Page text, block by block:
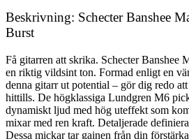
Beskrivning: Schecter Banshee
Burst
Få gitarren att skrika. Schecter Banshee
en riktig vildsint ton. Formad enligt en
denna gitarr ut potential – gör dig redo
hittills. De högklassiga Lundgren M6
dynamiskt ljud med hög uteffekt som
mixar med ren kraft. Detaljerade
Dessa mickar tar gainen från din